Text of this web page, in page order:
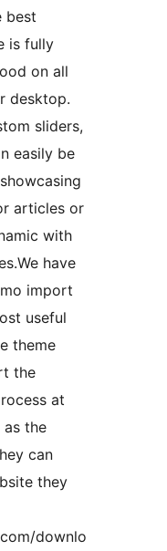
best
is fully
on all
desktop.
sliders,
easily be
articles or
with
have
import
useful
theme
the
at
the
can
they
downlo